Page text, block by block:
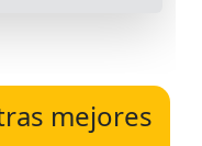
mejores